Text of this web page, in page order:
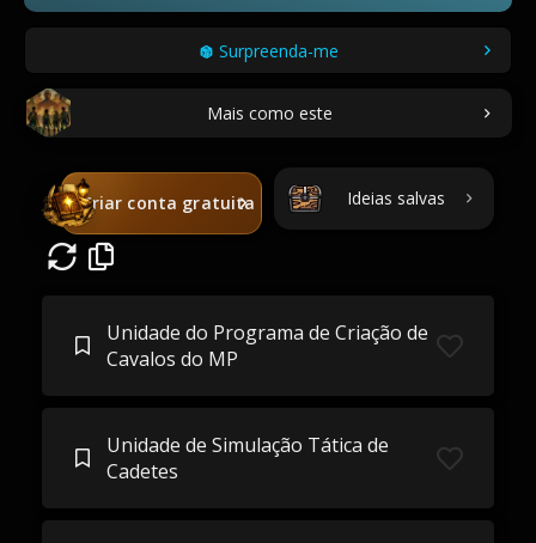
Surpreenda-me
Mais como este
Criar conta gratuita Ideias salvas
Unidade do Programa de Criação de
Cavalos do MP
Unidade de Simulação Tática de
Cadetes